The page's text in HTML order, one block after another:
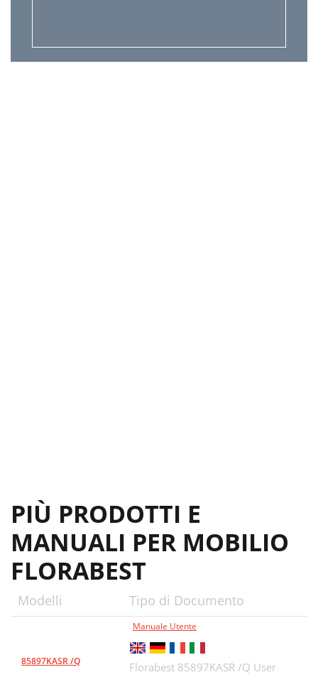
PIÙ PRODOTTI E
MANUALI PER MOBILIO
FLORABEST
Modelli Tipo di Documento
85897KASR /Q
Manuale Utente
Florabest 85897KASR /Q User